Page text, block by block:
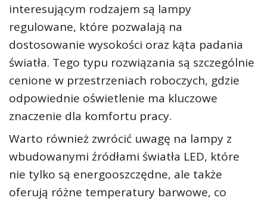
interesującym rodzajem są lampy
regulowane, które pozwalają na
dostosowanie wysokości oraz kąta padania
światła. Tego typu rozwiązania są szczególnie
cenione w przestrzeniach roboczych, gdzie
odpowiednie oświetlenie ma kluczowe
znaczenie dla komfortu pracy.
Warto również zwrócić uwagę na lampy z
wbudowanymi źródłami światła LED, które
nie tylko są energooszczędne, ale także
oferują różne temperatury barwowe, co